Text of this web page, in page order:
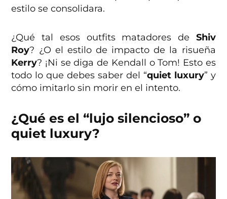
estilo se consolidara.
¿Qué tal esos outfits matadores de Shiv
Roy? ¿O el estilo de impacto de la risueña
Kerry? ¡Ni se diga de Kendall o Tom! Esto es
todo lo que debes saber del “quiet luxury” y
cómo imitarlo sin morir en el intento.
¿Qué es el “lujo silencioso” o
quiet luxury?